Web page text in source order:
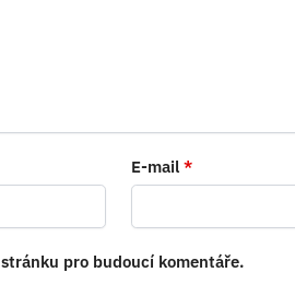
E-mail*
pro budoucí komentáře.